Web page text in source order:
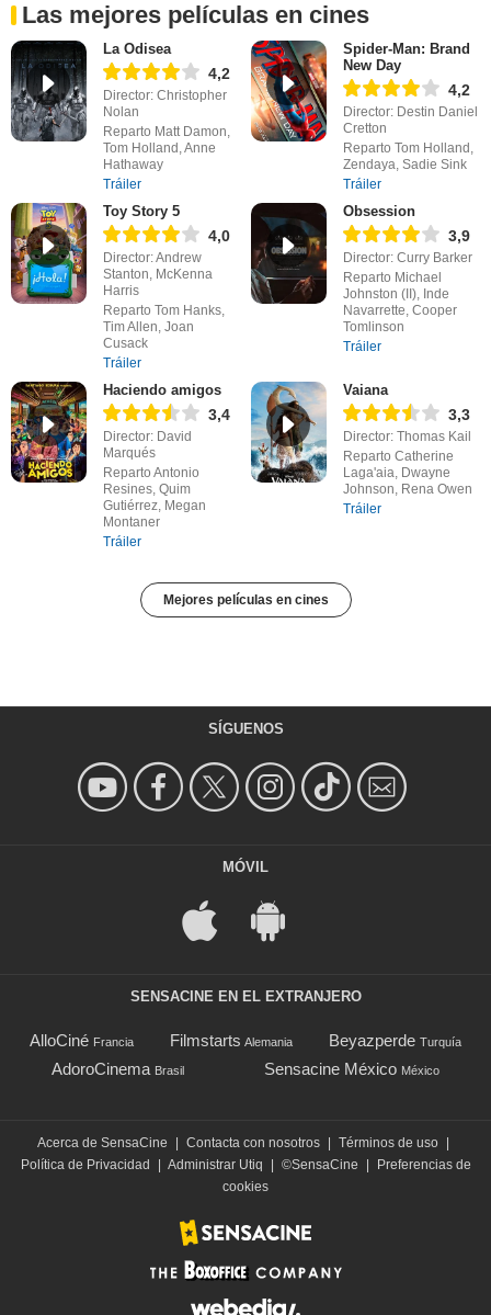
Las mejores películas en cines
La Odisea
4,2
Director: Christopher
Nolan
Reparto Matt Damon,
Tom Holland, Anne
Hathaway
Tráiler
Spider-Man: Brand
New Day
4,2
Director: Destin Daniel
Cretton
Reparto Tom Holland,
Zendaya, Sadie Sink
Tráiler
Toy Story 5
4,0
Director: Andrew
Stanton, McKenna
Harris
Reparto Tom Hanks,
Tim Allen, Joan
Cusack
Tráiler
Obsession
3,9
Director: Curry Barker
Reparto Michael
Johnston (II), Inde
Navarrette, Cooper
Tomlinson
Tráiler
Haciendo amigos
3,4
Director: David
Marqués
Reparto Antonio
Resines, Quim
Gutiérrez, Megan
Montaner
Tráiler
Vaiana
3,3
Director: Thomas Kail
Reparto Catherine
Laga'aia, Dwayne
Johnson, Rena Owen
Tráiler
Mejores películas en cines
SÍGUENOS
MÓVIL
SENSACINE EN EL EXTRANJERO
AlloCiné Francia Filmstarts Alemania Beyazperde Turquía
AdoroCinema Brasil Sensacine México México
Acerca de SensaCine Contacta con nosotros Términos de uso
Política de Privacidad
Administrar Utiq ©SensaCine
Preferencias de
cookies